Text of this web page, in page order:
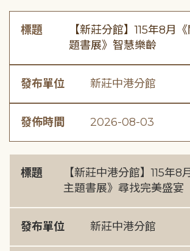
標題
【新莊分館】115年8月
題書展》智慧樂齡
發布單位 新莊中港分館
發佈時間 2026-08-03
標題
【新莊中港分館】115年8
主題書展》尋找完美盛宴
發布單位 新莊中港分館